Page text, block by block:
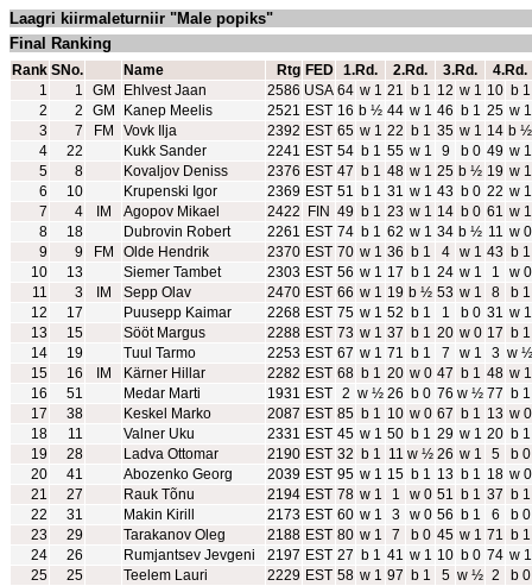
Laagri kiirmaleturniir "Male popiks"
Final Ranking
Rank SNo. Name Rtg FED 1.Rd. 2.Rd. 3.Rd.
4.Rd.
1
1 GM Ehlvest Jaan 2586 USA 64 w 1 21 b 1 12 w 1 10 b 1
2
2 GM Kanep Meelis 2521 EST 16 b ½ 44 w 1 46 b 1 25 w 1
3
7 FM Vovk Ilja 2392 EST 65 w 1 22 b 1 35 w 1 14 b ½
4
22 Kukk Sander 2241 EST 54 b 1 55 w 1 9 b 0 49 w 1
5
8 Kovaljov Deniss 2376 EST 47 b 1 48 w 1 25 b ½ 19 w 1
6
10 Krupenski Igor 2369 EST 51 b 1 31 w 1 43 b 0 22 w 1
7
4 IM Agopov Mikael 2422 FIN 49 b 1 23 w 1 14 b 0 61 w 1
8
18 Dubrovin Robert 2261 EST 74 b 1 62 w 1 34 b ½ 11 w 0
9
9 FM Olde Hendrik 2370 EST 70 w 1 36 b 1 4 w 1 43 b 1
10
13 Siemer Tambet 2303 EST 56 w 1 17 b 1 24 w 1 1
w 0
11
3 IM Sepp Olav 2470 EST 66 w 1 19 b ½ 53 w 1 8
b 1
12
17 Puusepp Kaimar 2268 EST 75 w 1 52 b 1 1 b 0 31 w 1
13
15 Sööt Margus 2288 EST 73 w 1 37 b 1 20 w 0 17 b 1
14
19 Tuul Tarmo 2253 EST 67 w 1 71 b 1 7 w 1 3 w ½
15
16 IM Kärner Hillar 2282 EST 68 b 1 20 w 0 47 b 1 48 w 1
16
51 Medar Marti 1931 EST 2 w ½ 26 b 0 76 w ½ 77 b 1
17
38 Keskel Marko 2087 EST 85 b 1 10 w 0 67 b 1 13 w 0
18
11 Valner Uku 2331 EST 45 w 1 50 b 1 29 w 1 20 b 1
19
28 Ladva Ottomar 2190 EST 32 b 1 11 w ½ 26 w 1 5
b 0
20
41 Abozenko Georg 2039 EST 95 w 1 15 b 1 13 b 1 18 w 0
21
27 Rauk Tõnu 2194 EST 78 w 1 1 w 0 51 b 1 37 b 1
22
31 Makin Kirill 2173 EST 60 w 1 3 w 0 56 b 1 6
b 0
23
29 Tarakanov Oleg 2188 EST 80 w 1 7 b 0 45 w 1 71 b 1
24
26 Rumjantsev Jevgeni 2197 EST 27 b 1 41 w 1 10 b 0 74 w 1
25
25 Teelem Lauri 2229 EST 58 w 1 97 b 1 5 w ½ 2
b 0